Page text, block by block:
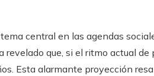
central en las agendas
que, si el ritmo actual de
Esta alarmante proyección